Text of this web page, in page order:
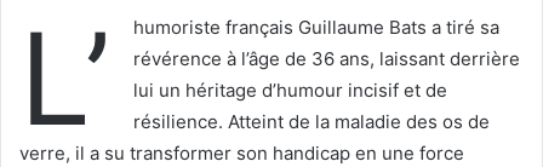
L’
humoriste français Guillaume Bats a tiré sa
révérence à l’âge de 36 ans, laissant derrière
lui un héritage d’humour incisif et de
résilience. Atteint de la maladie des os de
verre, il a su transformer son handicap en une force